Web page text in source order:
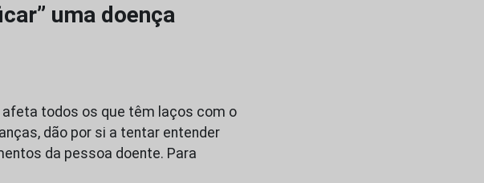
uma doença
afeta todos os que têm laços com o
dão por si a tentar entender
da pessoa doente. Para